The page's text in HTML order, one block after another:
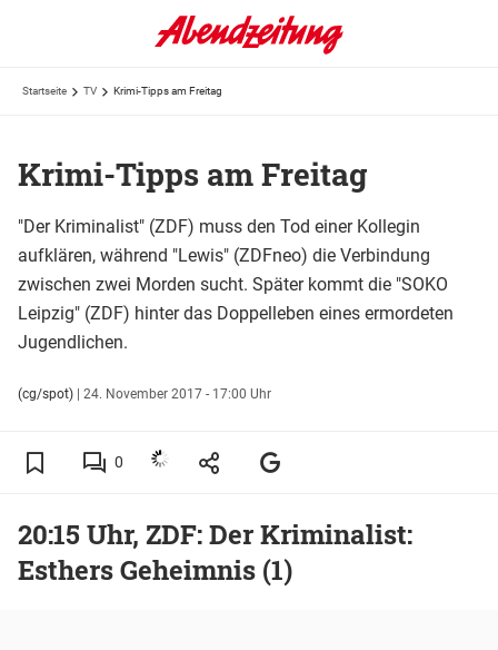
Startseite TV Krimi-Tipps am Freitag
Krimi-Tipps am Freitag
"Der Kriminalist" (ZDF) muss den Tod einer Kollegin
aufklären, während "Lewis" (ZDFneo) die Verbindung
zwischen zwei Morden sucht. Später kommt die "SOKO
Leipzig" (ZDF) hinter das Doppelleben eines ermordeten
Jugendlichen.
(cg/spot) | 24. November 2017 - 17:00 Uhr
0
20:15 Uhr, ZDF: Der Kriminalist:
Esthers Geheimnis (1)